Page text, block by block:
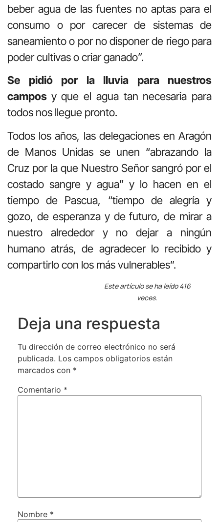
beber agua de las fuentes no aptas para el
consumo o por carecer de sistemas de
saneamiento o por no disponer de riego para
poder cultivas o criar ganado”.
Se pidió por la lluvia para nuestros
campos y que el agua tan necesaria para
todos nos llegue pronto.
Todos los años, las delegaciones en Aragón
de Manos Unidas se unen “abrazando la
Cruz por la que Nuestro Señor sangró por el
costado sangre y agua” y lo hacen en el
tiempo de Pascua, “tiempo de alegría y
gozo, de esperanza y de futuro, de mirar a
nuestro alrededor y no dejar a ningún
humano atrás, de agradecer lo recibido y
compartirlo con los más vulnerables”.
Este artículo se ha leído 416
veces.
Deja una respuesta
Tu dirección de correo electrónico no será
publicada. Los campos obligatorios están
marcados con *
Comentario *
Nombre *